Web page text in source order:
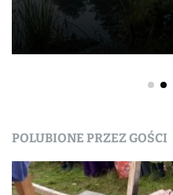
POLUBIONE PRZEZ GOŚCI